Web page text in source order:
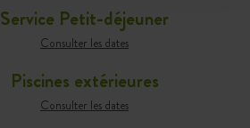
Service Petit-déjeuner
Consulter les dates
Piscines extérieures
Consulter les dates